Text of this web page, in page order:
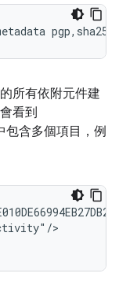
所有依附元件建
看到
含多個項目，例
>